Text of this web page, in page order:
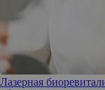
Лазерная